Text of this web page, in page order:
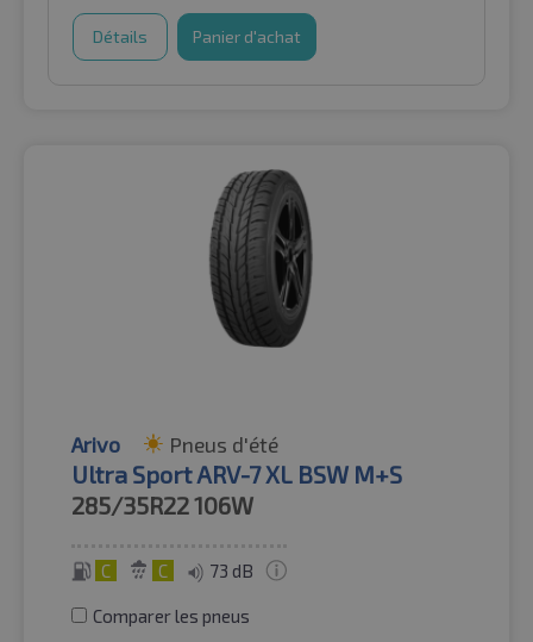
Détails Panier d'achat
Arivo Pneus d'été
Ultra Sport ARV-7 XL BSW M+S
285/35R22106W
C C 73 dB
Comparer les pneus